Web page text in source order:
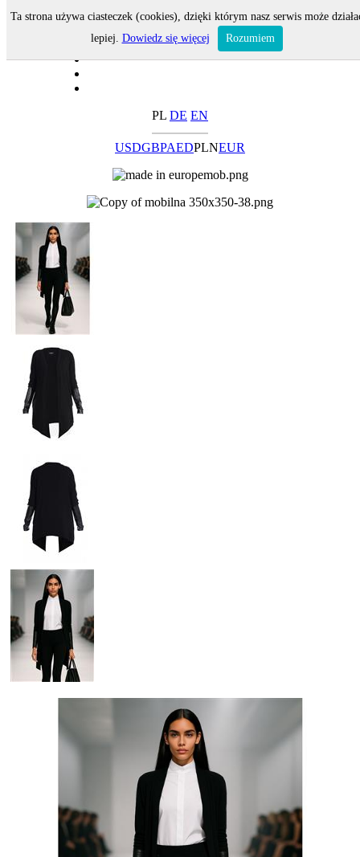
PL DE EN
USDGBPAEDPLNEUR
Ta strona używa ciasteczek (cookies), dzięki którym nasz serwis może
lepiej. Dowiedz się więcej Rozumiem